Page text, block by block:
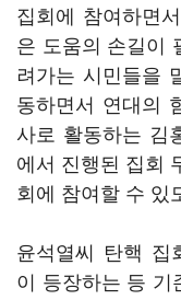
집회에 참여하면
은 도움의 손길이
려가는 시민들을
동하면서 연대의
사로 활동하는 김
에서 진행된 집회
회에 참여할 수 있
윤석열씨 탄핵 집
이 등장하는 등 기